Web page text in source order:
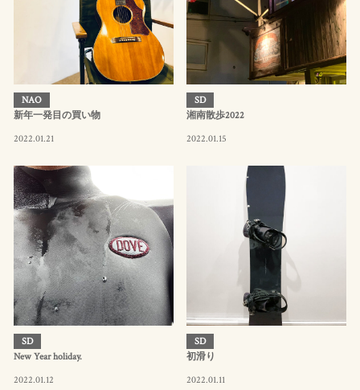
NAO
新年一発目の買い物
2022.01.21
SD
湘南散歩2022
2022.01.15
SD
New Year holiday.
2022.01.12
SD
初滑り
2022.01.11